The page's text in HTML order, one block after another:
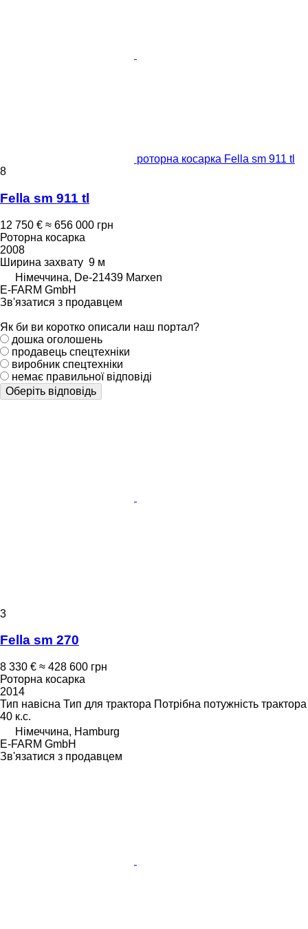
роторна косарка Fella sm 911 tl
8
Fella sm 911 tl
12 750 € ≈ 656 000 грн
Роторна косарка
2008
Ширина захвату 9 м
Німеччина, De-21439 Marxen
E-FARM GmbH
Зв'язатися з продавцем
Як би ви коротко описали наш портал?
дошка оголошень
продавець спецтехніки
виробник спецтехніки
немає правильної відповіді
Оберіть відповідь
3
Fella sm 270
8 330 € ≈ 428 600 грн
Роторна косарка
2014
Тип навісна Тип для трактора Потрібна потужність трактора
40 к.с.
Німеччина, Hamburg
E-FARM GmbH
Зв'язатися з продавцем